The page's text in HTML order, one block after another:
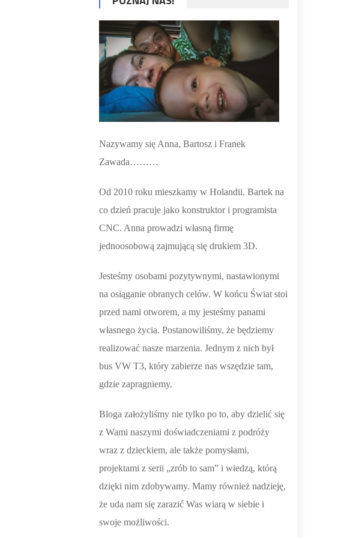
Nazywamy się Anna, Bartosz i Franek
Zawada………
Od 2010 roku mieszkamy w Holandii. Bartek na
co dzień pracuje jako konstruktor i programista
CNC. Anna prowadzi własną firmę
jednoosobową zajmującą się drukiem 3D.
Jesteśmy osobami pozytywnymi, nastawionymi
na osiąganie obranych celów. W końcu Świat stoi
przed nami otworem, a my jesteśmy panami
własnego życia. Postanowiliśmy, że będziemy
realizować nasze marzenia. Jednym z nich był
bus VW T3, który zabierze nas wszędzie tam,
gdzie zapragniemy.
Bloga założyliśmy nie tylko po to, aby dzielić się
z Wami naszymi doświadczeniami z podróży
wraz z dzieckiem, ale także pomysłami,
projektami z serii „zrób to sam” i wiedzą, którą
dzięki nim zdobywamy. Mamy również nadzieję,
że uda nam się zarazić Was wiarą w siebie i
swoje możliwości.